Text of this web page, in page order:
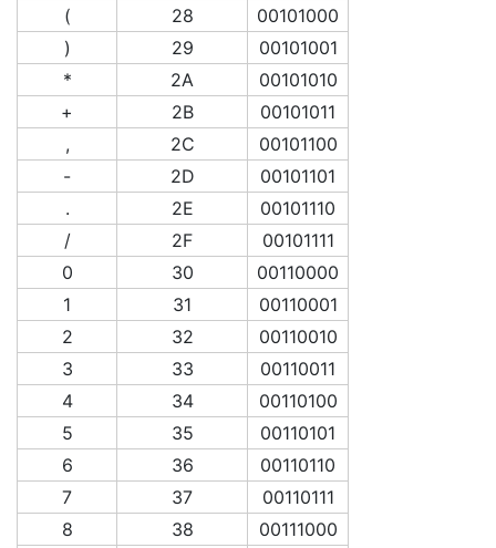
(
28
00101000
)
29
00101001
*
2A
00101010
+
2B
00101011
,
2C
00101100
-
2D
00101101
.
2E
00101110
/
2F
00101111
0
30
00110000
1
31
00110001
2
32
00110010
3
33
00110011
4
34
00110100
5
35
00110101
6
36
00110110
7
37
00110111
8
38
00111000